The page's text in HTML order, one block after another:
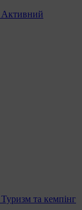
Активний
Туризм та кемпінг